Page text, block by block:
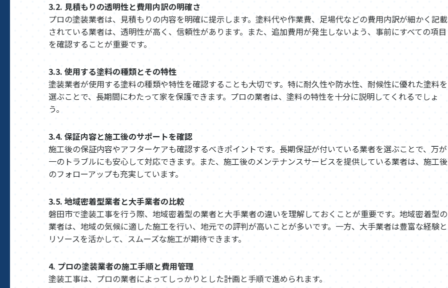
3.2. 見積もりの透明性と費用内訳の明確さ
プロの塗装業者は、見積もりの内容を明確に提示します。塗料代や作業費、足場代などの費用内訳が細かく記載
されている業者は、透明性が高く、信頼性があります。また、追加費用が発生しないよう、事前にすべての項目
を確認することが重要です。
3.3. 使用する塗料の種類とその特性
塗装業者が使用する塗料の種類や特性を確認することも大切です。特に耐久性や防水性、耐候性に優れた塗料を
選ぶことで、長期間にわたって家を保護できます。プロの業者は、塗料の特性を十分に説明してくれるでしょ
う。
3.4. 保証内容と施工後のサポートを確認
施工後の保証内容やアフターケアも確認するべきポイントです。長期保証が付いている業者を選ぶことで、万が
一のトラブルにも安心して対応できます。また、施工後のメンテナンスサービスを提供している業者は、施工後
のフォローアップも充実しています。
3.5. 地域密着型業者と大手業者の比較
磐田市で塗装工事を行う際、地域密着型の業者と大手業者の違いを理解しておくことが重要です。地域密着型の
業者は、地域の気候に適した施工を行い、地元での評判が高いことが多いです。一方、大手業者は豊富な経験と
リソースを活かして、スムーズな施工が期待できます。
4. プロの塗装業者の施工手順と費用管理
塗装工事は、プロの業者によってしっかりとした計画と手順で進められます。